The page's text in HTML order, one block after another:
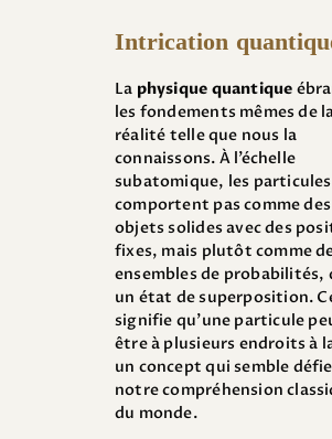
Intrication
La physique quantique
les fondements mêmes de
réalité telle que nous la
connaissons. À l’échelle
subatomique, les particules
comportent pas comme des
objets solides avec des
fixes, mais plutôt comme
ensembles de probabilités,
un état de superposition.
signifie qu’une particule
être à plusieurs endroits à
un concept qui semble
notre compréhension
du monde.